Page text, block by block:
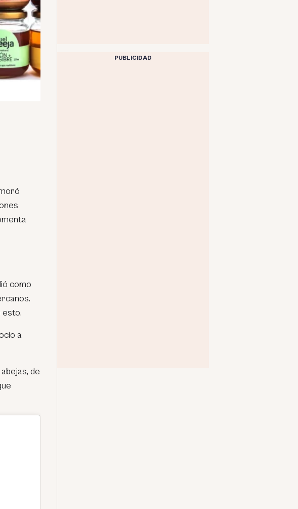
como
esto.
a
de
PUBLICIDAD